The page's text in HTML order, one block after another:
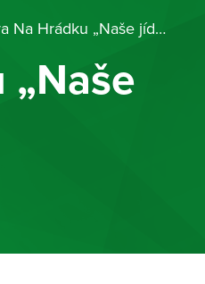
Hrádku „Naše jídelna“